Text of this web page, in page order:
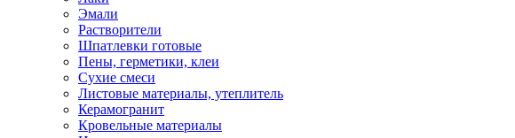
Эмали
Растворители
Шпатлевки готовые
Пены, герметики, клеи
Сухие смеси
Листовые материалы, утеплитель
Керамогранит
Кровельные материалы